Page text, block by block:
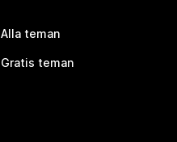
Alla teman
Gratis teman